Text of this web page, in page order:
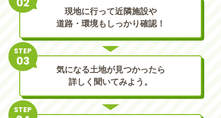
現地に行って近隣施設や
道路・環境もしっかり確認！
STEP
気になる土地が見つかったら
詳しく聞いてみよう。
STEP